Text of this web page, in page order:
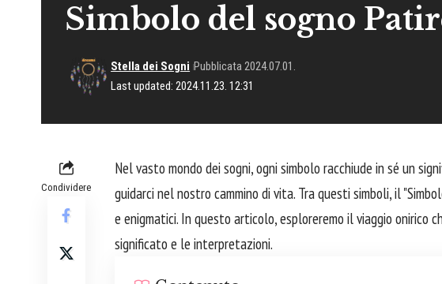
Simbolo del sogno
Last updated: 2024.11.23. 12:31
Stella dei Sogni Pubblicata 2024.07.01.
Condividere
Nel vasto mondo dei sogni, ogni simbolo racchiude in sé un
guidarci nel nostro cammino di vita. Tra questi simboli, il
e enigmatici. In questo articolo, esploreremo il viaggio onirico
significato e le interpretazioni.